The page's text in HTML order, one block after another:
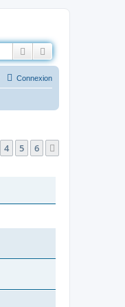
Rechercher
Connexion
4 5 6